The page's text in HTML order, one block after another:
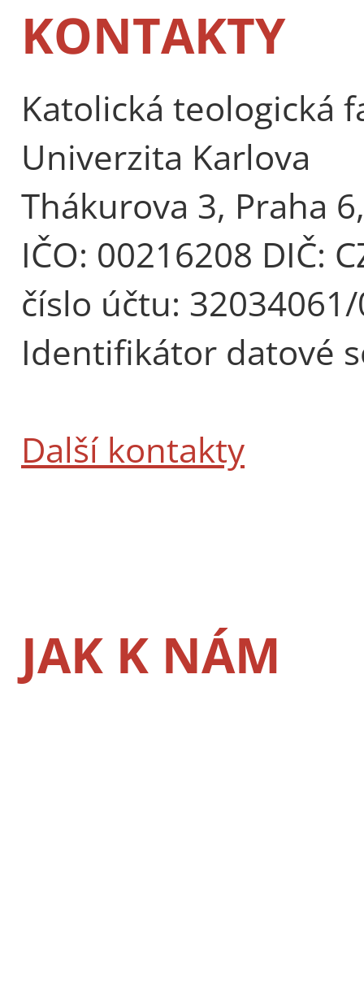
KONTAKTY
Katolická teologická
Univerzita Karlova
Thákurova 3, Praha
IČO: 00216208 DIČ:
číslo účtu:
Identifikátor datové
Další kontakty
JAK K NÁM